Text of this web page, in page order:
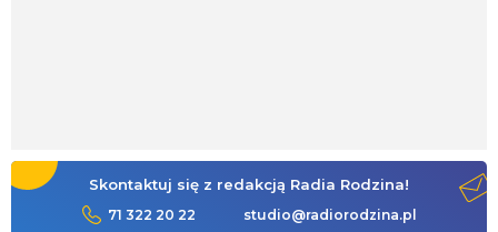
Skontaktuj się z redakcją Radia Rodzina!
71 322 20 22 studio@radiorodzina.pl